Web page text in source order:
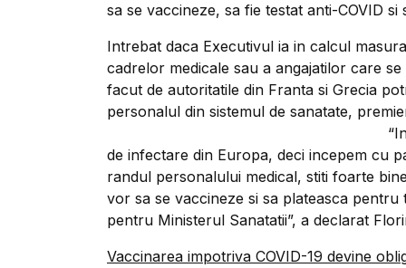
sa se vaccineze, sa fie testat anti-COVID
Intrebat daca Executivul ia in calcul
cadrelor medicale sau a angajatilor care
facut de autoritatile din Franta si Grecia
personalul din sistemul de sanatate,
de infectare din Europa, deci incepem cu
randul personalului medical, stiti foarte
vor sa se vaccineze si sa plateasca
pentru Ministerul Sanatatii”, a declarat
Vaccinarea impotriva COVID-19 devine